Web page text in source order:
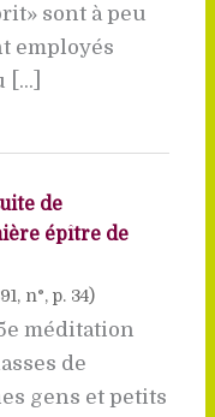
sont à peu
employés
de
épître de
, n°, p. 34)
méditation
de
gens et petits